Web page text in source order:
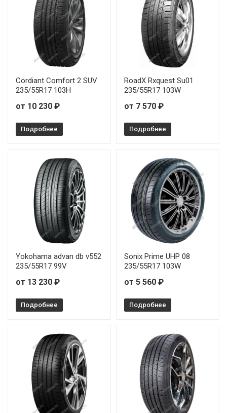
Cordiant Comfort 2 SUV
235/55R17 103H
от 10 230 ₽
Подробнее
RoadX Rxquest Su01
235/55R17 103W
от 7 570 ₽
Подробнее
Yokohama advan db v552
235/55R17 99V
от 13 230 ₽
Подробнее
Sonix Prime UHP 08
235/55R17 103W
от 5 560 ₽
Подробнее